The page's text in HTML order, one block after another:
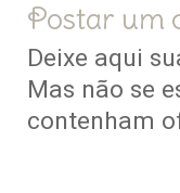
Postar um
Deixe aqui
Mas não se
contenham